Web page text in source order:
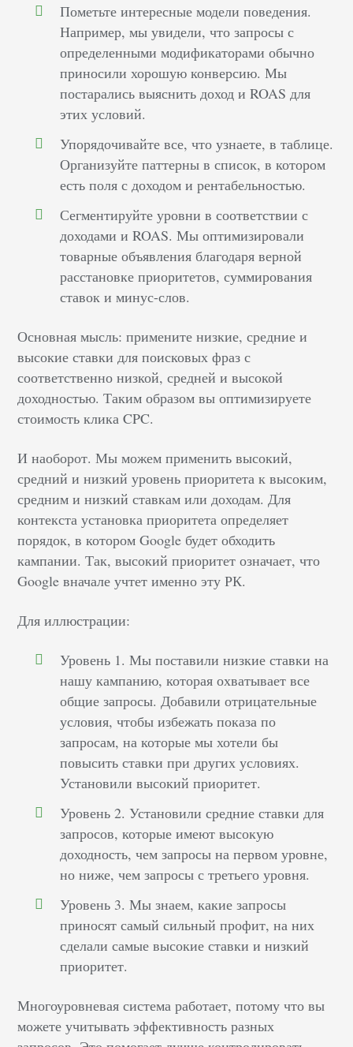
Пометьте интересные модели поведения.
Например, мы увидели, что запросы с
определенными модификаторами обычно
приносили хорошую конверсию. Мы
постарались выяснить доход и ROAS для
этих условий.
Упорядочивайте все, что узнаете, в таблице.
Организуйте паттерны в список, в котором
есть поля с доходом и рентабельностью.
Сегментируйте уровни в соответствии с
доходами и ROAS. Мы оптимизировали
товарные объявления благодаря верной
расстановке приоритетов, суммирования
ставок и минус-слов.
Основная мысль: примените низкие, средние и
высокие ставки для поисковых фраз с
соответственно низкой, средней и высокой
доходностью. Таким образом вы оптимизируете
стоимость клика CPC.
И наоборот. Мы можем применить высокий,
средний и низкий уровень приоритета к высоким,
средним и низкий ставкам или доходам. Для
контекста установка приоритета определяет
порядок, в котором Google будет обходить
кампании. Так, высокий приоритет означает, что
Google вначале учтет именно эту РК.
Для иллюстрации:
Уровень 1. Мы поставили низкие ставки на
нашу кампанию, которая охватывает все
общие запросы. Добавили отрицательные
условия, чтобы избежать показа по
запросам, на которые мы хотели бы
повысить ставки при других условиях.
Установили высокий приоритет.
Уровень 2. Установили средние ставки для
запросов, которые имеют высокую
доходность, чем запросы на первом уровне,
но ниже, чем запросы с третьего уровня.
Уровень 3. Мы знаем, какие запросы
приносят самый сильный профит, на них
сделали самые высокие ставки и низкий
приоритет.
Многоуровневая система работает, потому что вы
можете учитывать эффективность разных